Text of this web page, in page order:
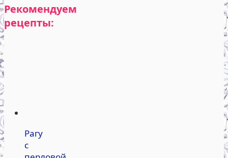
Рекомендуем
рецепты:
Рагу
с